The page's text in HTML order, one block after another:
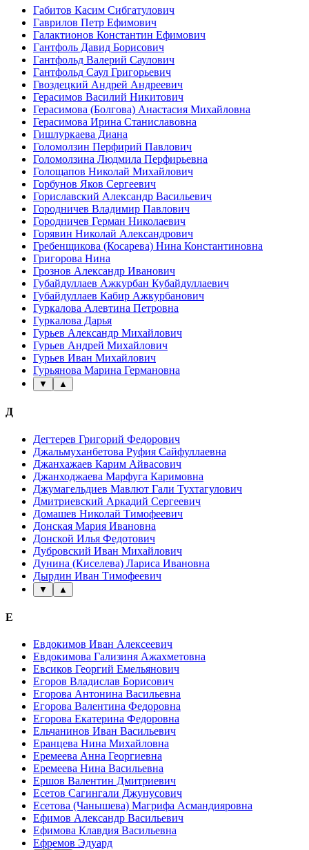
Габитов Касим Сибгатулович
Гаврилов Петр Ефимович
Галактионов Константин Ефимович
Гантфоль Давид Борисович
Гантфольд Валерий Саулович
Гантфольд Саул Григорьевич
Гвоздецкий Андрей Андреевич
Герасимов Василий Никитович
Герасимова (Болгова) Анастасия Михайловна
Герасимова Ирина Станиславовна
Гишлуркаева Диана
Голомолзин Перфирий Павлович
Голомолзина Людмила Перфирьевна
Голощапов Николай Михайлович
Горбунов Яков Сергеевич
Гориславский Александр Васильевич
Городничев Владимир Павлович
Городничев Герман Николаевич
Горявин Николай Александрович
Гребенщикова (Косарева) Нина Константиновна
Григорова Нина
Грознов Александр Иванович
Губайдуллаев Ажкурбан Кубайдуллаевич
Губайдуллаев Кабир Ажкурбанович
Гуркалова Алевтина Петровна
Гуркалова Дарья
Гурьев Александр Михайлович
Гурьев Андрей Михайлович
Гурьев Иван Михайлович
Гурьянова Марина Германовна
▼ ▲
Д
Дегтерев Григорий Федорович
Джальмуханбетова Руфия Сайфуллаевна
Джанхажаев Карим Айвасович
Джанходжаева Марфуга Каримовна
Джумагельдиев Мавлют Гали Тухтагулович
Дмитриевский Аркадий Сергеевич
Домашев Николай Тимофеевич
Донская Мария Ивановна
Донской Илья Федотович
Дубровский Иван Михайлович
Дунина (Киселева) Лариса Ивановна
Дырдин Иван Тимофеевич
▼ ▲
Е
Евдокимов Иван Алексеевич
Евдокимова Гализиня Ажахметовна
Евсиков Георгий Емельянович
Егоров Владислав Борисович
Егорова Антонина Васильевна
Егорова Валентина Федоровна
Егорова Екатерина Федоровна
Ельчанинов Иван Васильевич
Еранцева Нина Михайловна
Еремеева Анна Георгиевна
Еремеева Нина Васильевна
Ершов Валентин Дмитриевич
Есетов Сагингали Джунусович
Есетова (Чанышева) Магрифа Асмандияровна
Ефимов Александр Васильевич
Ефимова Клавдия Васильевна
Ефремов Эдуард